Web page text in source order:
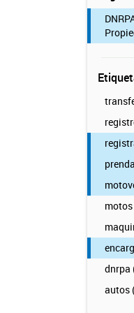
dnrpa
autos